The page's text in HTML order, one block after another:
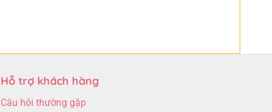
Hỗ trợ khách hàng
Câu hỏi thường gặp